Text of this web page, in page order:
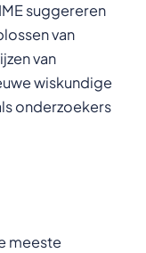
suggereren
van
van
wiskundige
onderzoekers
meeste